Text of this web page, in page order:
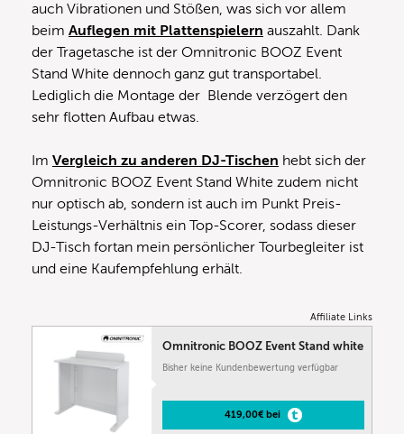
auch Vibrationen und Stößen, was sich vor allem
beim Auflegen mit Plattenspielern auszahlt. Dank
der Tragetasche ist der Omnitronic BOOZ Event
Stand White dennoch ganz gut transportabel.
Lediglich die Montage der Blende verzögert den
sehr flotten Aufbau etwas.
Im Vergleich zu anderen DJ-Tischen hebt sich der
Omnitronic BOOZ Event Stand White zudem nicht
nur optisch ab, sondern ist auch im Punkt Preis-
Leistungs-Verhältnis ein Top-Scorer, sodass dieser
DJ-Tisch fortan mein persönlicher Tourbegleiter ist
und eine Kaufempfehlung erhält.
Affiliate Links
Omnitronic BOOZ Event Stand white
Bisher keine Kundenbewertung verfügbar
419,00€ bei